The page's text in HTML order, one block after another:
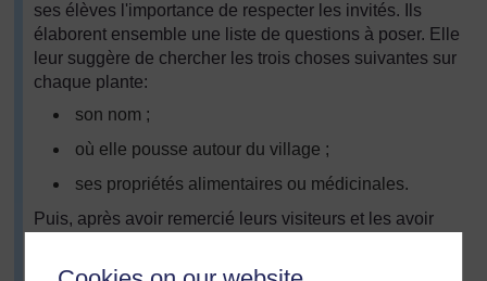
ses élèves l'importance de respecter les invités. Ils
élaborent ensemble une liste de questions à poser. Elle
leur suggère de chercher les trois choses suivantes sur
chaque plante:
son nom ;
où elle pousse autour du village ;
ses propriétés alimentaires ou médicinales.
Puis, après avoir remercié leurs visiteurs et les avoir
Mme Assogba écrit ces informations au tableau en trois